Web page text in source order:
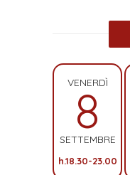
VENERDÌ
8
SETTEMBRE
h.18.30-23.00